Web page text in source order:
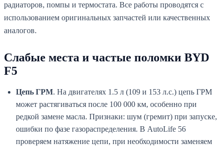
радиаторов, помпы и термостата. Все работы проводятся с
использованием оригинальных запчастей или качественных
аналогов.
Слабые места и частые поломки BYD
F5
Цепь ГРМ. На двигателях 1.5 л (109 и 153 л.с.) цепь ГРМ
может растягиваться после 100 000 км, особенно при
редкой замене масла. Признаки: шум (гремит) при запуске,
ошибки по фазе газораспределения. В AutoLife 56
проверяем натяжение цепи, при необходимости заменяем